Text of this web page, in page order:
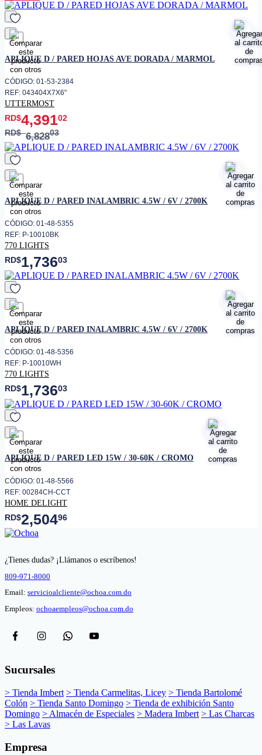
favorito
APLIQUE D / PARED HOJAS AVE DORADA / MARMOL
CÓDIGO: 01-53-2384
REF: 043404X7X6"
UTTERMOST
RD$4,39102
RD$6,82803
favorito
APLIQUE D / PARED INALAMBRIC 4.5W / 6V / 2700K
CÓDIGO: 01-48-5355
REF: P-10010BK
770 LIGHTS
RD$1,73603
favorito
APLIQUE D / PARED INALAMBRIC 4.5W / 6V / 2700K
CÓDIGO: 01-48-5356
REF: P-10010WH
770 LIGHTS
RD$1,73603
favorito
APLIQUE D / PARED LED 15W / 30-60K / CROMO
CÓDIGO: 01-48-5566
REF: 00284CH-CCT
HOME DELIGHT
RD$2,50496
¿Tienes dudas? ¡Llámanos o escríbenos!
809-971-8000
Email: servicioalcliente@ochoa.com.do
Empleos: ochoaempleos@ochoa.com.do
Sucursales
> Tienda Imbert > Tienda Carmelitas, Licey > Tienda Bartolomé
Colón > Tienda Santo Domingo > Tienda de exhibición Santo
Domingo > Almacén de Especiales > Madera Imbert > Las Charcas
> Las Lavas
Empresa